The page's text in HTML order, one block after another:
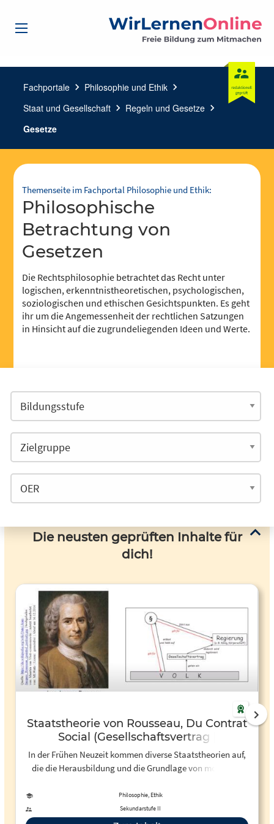
Fachportale chevron_right Philosophie und Ethik chevron_right
Staat und Gesellschaft chevron_right Regeln und Gesetze chevron_right
Gesetze
Themenseite im Fachportal Philosophie und Ethik:
Philosophische
Betrachtung von
Gesetzen
Die Rechtsphilosophie betrachtet das Recht unter
logischen, erkenntnistheoretischen, psychologischen,
soziologischen und ethischen Gesichtspunkten. Es geht
ihr um die Angemessenheit der rechtlichen Satzungen
in Hinsicht auf die zugrundeliegenden Ideen und Werte.
Die neusten geprüften Inhalte für
dich!
Staatstheorie von Rousseau, Du Contrat
Social (Gesellschaftsvertrag |
Französische Revolution) - YouTube
In der Frühen Neuzeit kommen diverse Staatstheorien auf,
die die Herausbildung und die Grundlage von modernen
Gewaltenteilung z. B. taucht sowohl bei John Locke 1651
wie auch bei Montesqieu 1748 auf. In einer fünfteiligen
Philosophie, Ethik
Sekundarstufe II